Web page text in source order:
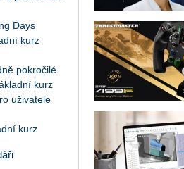
Days
kurz
pokročilé
kurz
uživatele
kurz